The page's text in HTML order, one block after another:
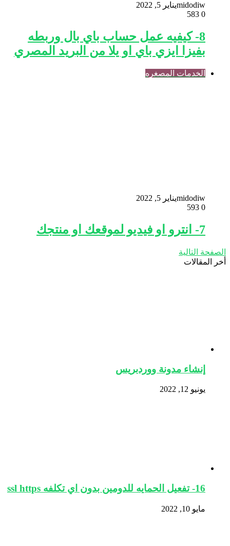
midodiwيناير 5, 2022
0
8- كيفيه عمل حساب باي بال وربطه
بفيزا ايزي باي او يلا من البريد المصري
الخدمات المصغره
midodiwيناير 5, 2022
0
7- انترو او فيديو لموقعك او منتجك
الصفحة التالية
أخر المقالات
إنشاء مدونة ووردبريس
يونيو 12, 2022
16- تفعيل الحمايه للدومين بدون اي تكلفه ssl https
مايو 10, 2022